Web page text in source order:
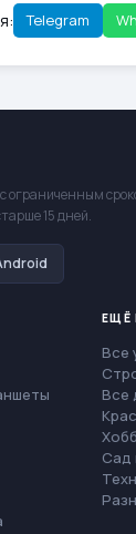
Telegram
ограниченным
15 дней.
ЕЩЁ
Все
Все
Сад